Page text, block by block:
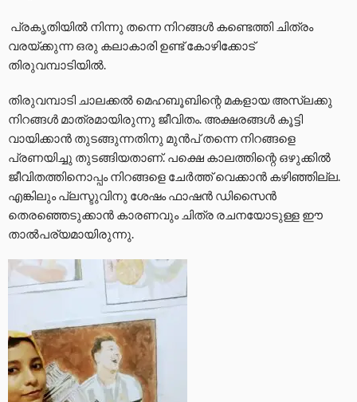
പ്രകൃതിയിൽ നിന്നു തന്നെ നിറങ്ങൾ കണ്ടെത്തി ചിത്രം
വരയ്ക്കുന്ന ഒരു കലാകാരി ഉണ്ട് കോഴിക്കോട്
തിരുവമ്പാടിയിൽ.
തിരുവമ്പാടി ചാലക്കൽ മെഹബൂബിന്റെ മകളായ അസ്‌ലക്കു
നിറങ്ങൾ മാത്രമായിരുന്നു ജീവിതം. അക്ഷരങ്ങൾ കൂട്ടി
വായിക്കാൻ തുടങ്ങുന്നതിനു മുൻപ് തന്നെ നിറങ്ങളെ
പ്രണയിച്ചു തുടങ്ങിയതാണ്. പക്ഷെ കാലത്തിന്റെ ഒഴുക്കിൽ
ജീവിതത്തിനൊപ്പം നിറങ്ങളെ ചേർത്ത് വെക്കാൻ കഴിഞ്ഞില്ല.
എങ്കിലും പ്ലസ്ടുവിനു ശേഷം ഫാഷൻ ഡിസൈൻ
തെരഞ്ഞെടുക്കാൻ കാരണവും ചിത്ര രചനയോടുള്ള ഈ
താൽപര്യമായിരുന്നു.